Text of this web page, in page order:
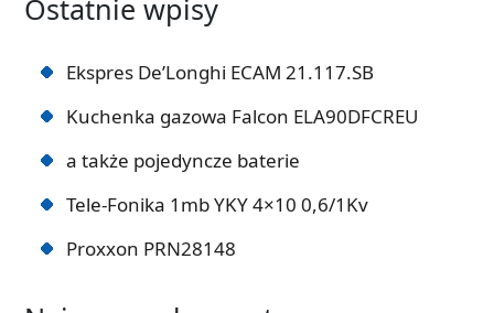
Ostatnie wpisy
Ekspres De’Longhi ECAM 21.117.SB
Kuchenka gazowa Falcon ELA90DFCREU
a także pojedyncze baterie
Tele-Fonika 1mb YKY 4×10 0,6/1Kv
Proxxon PRN28148